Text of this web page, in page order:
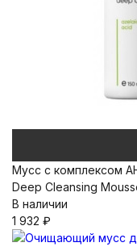
Мусс c комплексом
Deep Cleansing
В наличии
1 932 ₽